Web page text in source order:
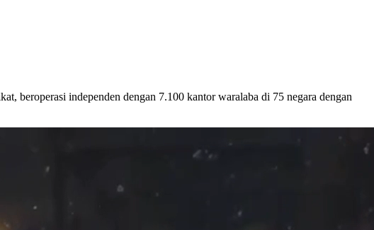
beroperasi independen dengan 7.100 kantor waralaba di 75 negara dengan